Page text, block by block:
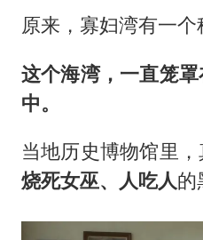
原来，寡妇湾有一个
这个海湾，一直笼
中。
当地历史博物馆里
烧死女巫、 人吃人的